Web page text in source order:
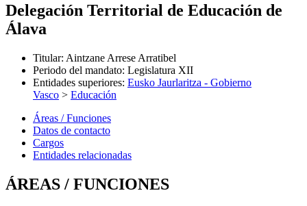
Delegación Territorial de Educación de
Álava
Titular: Aintzane Arrese Arratibel
Periodo del mandato: Legislatura XII
Entidades superiores: Eusko Jaurlaritza - Gobierno
Vasco > Educación
Áreas / Funciones
Datos de contacto
Cargos
Entidades relacionadas
ÁREAS / FUNCIONES